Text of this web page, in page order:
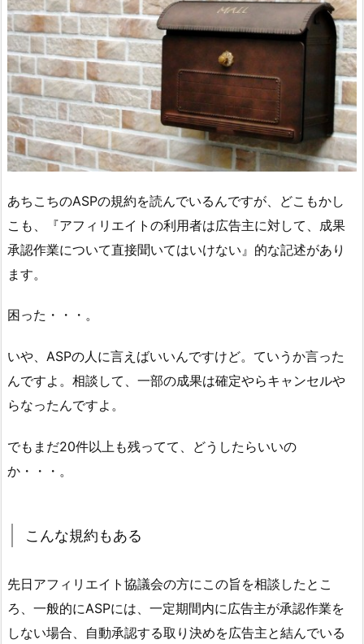
あちこちのASPの規約を読んでいるんですが、どこもかし
こも、『アフィリエイトの利用者は広告主に対して、成果
承認作業について直接聞いてはいけない』的な記述があり
ます。
困った・・・。
いや、ASPの人に言えばいいんですけど。ていうか言った
んですよ。相談して、一部の成果は確定やらキャンセルや
らなったんですよ。
でもまだ20件以上も残ってて、どうしたらいいの
か・・・。
こんな規約もある
先日アフィリエイト協議会の方にこの旨を相談したとこ
ろ、一般的にASPには、一定期間内に広告主が承認作業を
しない場合、自動承認する取り決めを広告主と結んでいる